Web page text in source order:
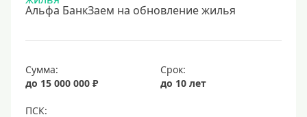
Год
Альфа БанкЗаем на обновление жилья
Сумма:
до 15 000 000 ₽
Срок:
до 10 лет